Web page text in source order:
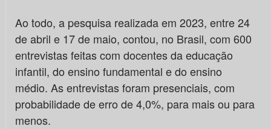
Ao todo, a pesquisa realizada em 2023, entre 24
de abril e 17 de maio, contou, no Brasil, com 600
entrevistas feitas com docentes da educação
infantil, do ensino fundamental e do ensino
médio. As entrevistas foram presenciais, com
probabilidade de erro de 4,0%, para mais ou para
menos.